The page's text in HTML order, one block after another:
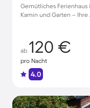
Gemütliches Ferienhaus
Kamin und Garten –
ab 120 €
pro Nacht
4.0